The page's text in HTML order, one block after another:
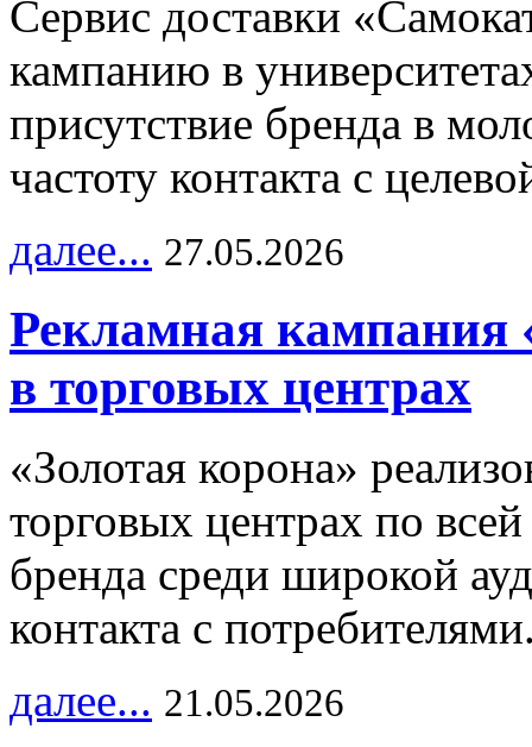
Сервис доставки
кампанию в
присутствие бренда в
частоту контакта с
далее... 27.05.2026
Рекламная кампания
в торговых центрах
«Золотая корона»
торговых центрах по
бренда среди широкой
контакта с
далее... 21.05.2026